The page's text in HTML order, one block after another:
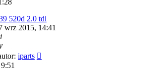
520d 2.0 tdi
wrz 2015, 14:41
iparts